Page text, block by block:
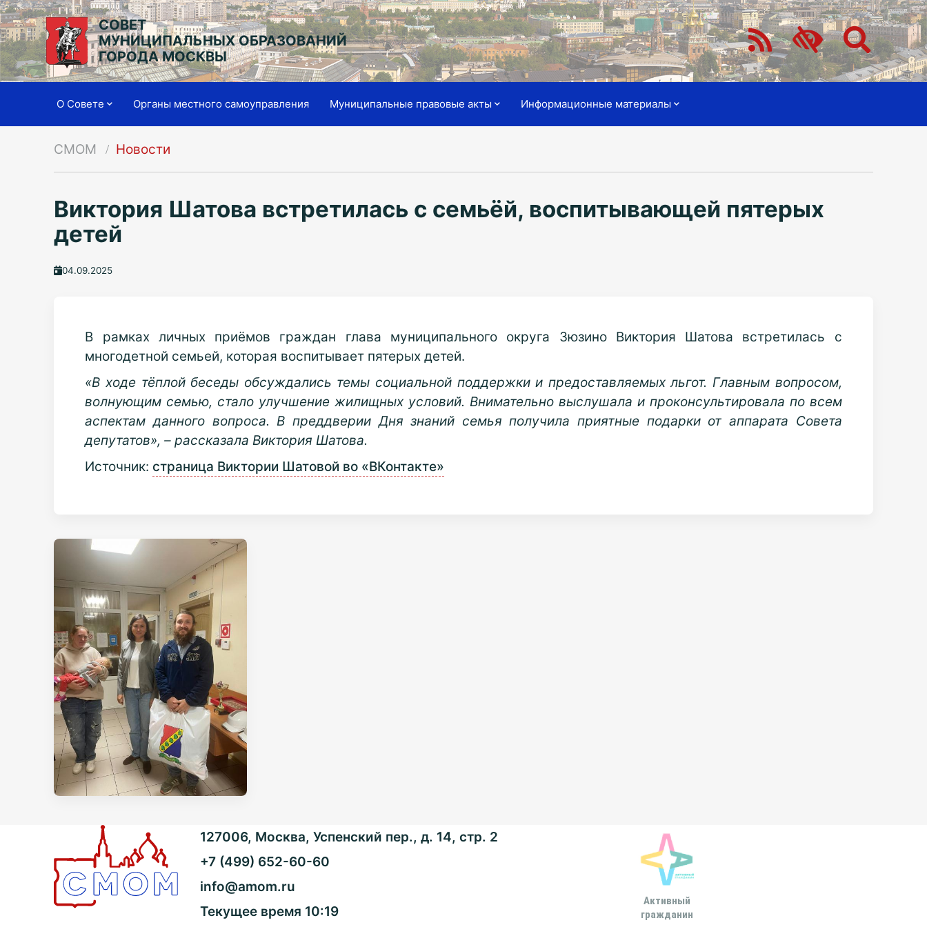
СОВЕТ
МУНИЦИПАЛЬНЫХ ОБРАЗОВАНИЙ
ГОРОДА МОСКВЫ
О Совете Органы местного самоуправления Муниципальные правовые акты Информационные материалы
СМОМ Новости
Виктория Шатова встретилась с семьёй, воспитывающей пятерых
детей
04.09.2025
В рамках личных приёмов граждан глава муниципального округа Зюзино Виктория Шатова встретилась с
многодетной семьей, которая воспитывает пятерых детей.
«В ходе тёплой беседы обсуждались темы социальной поддержки и предоставляемых льгот. Главным вопросом,
волнующим семью, стало улучшение жилищных условий. Внимательно выслушала и проконсультировала по всем
аспектам данного вопроса. В преддверии Дня знаний семья получила приятные подарки от аппарата Совета
депутатов», – рассказала Виктория Шатова.
Источник: страница Виктории Шатовой во «ВКонтакте»
127006, Москва, Успенский пер., д. 14, стр. 2
+7 (499) 652-60-60
info@amom.ru
Текущее время 10:19
Активный
гражданин